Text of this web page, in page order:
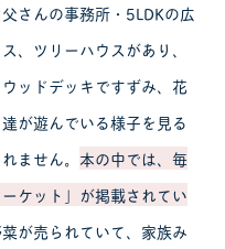
さんの事務所・5LDKの広
、ツリーハウスがあり、
ッドデッキですずみ、花
が遊んでいる様子を見る
ません。 本の中では、毎
ケット」が掲載されてい
が売られていて、家族み